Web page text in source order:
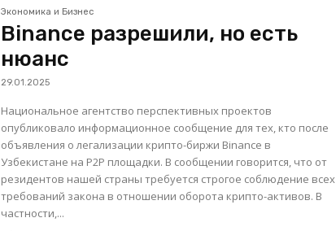
Экономика и Бизнес
Binance разрешили, но есть
нюанс
29.01.2025
Национальное агентство перспективных проектов
опубликовало информационное сообщение для тех, кто после
объявления о легализации крипто-биржи Binance в
Узбекистане на Р2Р площадки. В сообщении говорится, что от
резидентов нашей страны требуется строгое соблюдение всех
требований закона в отношении оборота крипто-активов. В
частности,...